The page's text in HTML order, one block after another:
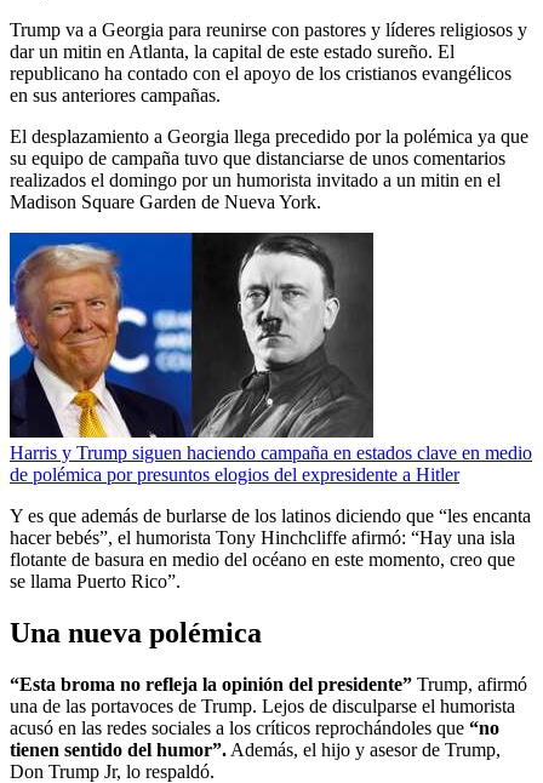
Trump va a Georgia para reunirse con pastores y líderes religiosos y
dar un mitin en Atlanta, la capital de este estado sureño. El
republicano ha contado con el apoyo de los cristianos evangélicos
en sus anteriores campañas.
El desplazamiento a Georgia llega precedido por la polémica ya que
su equipo de campaña tuvo que distanciarse de unos comentarios
realizados el domingo por un humorista invitado a un mitin en el
Madison Square Garden de Nueva York.
Harris y Trump siguen haciendo campaña en estados clave en medio
de polémica por presuntos elogios del expresidente a Hitler
Y es que además de burlarse de los latinos diciendo que “les encanta
hacer bebés”, el humorista Tony Hinchcliffe afirmó: “Hay una isla
flotante de basura en medio del océano en este momento, creo que
se llama Puerto Rico”.
Una nueva polémica
“Esta broma no refleja la opinión del presidente” Trump, afirmó
una de las portavoces de Trump. Lejos de disculparse el humorista
acusó en las redes sociales a los críticos reprochándoles que “no
tienen sentido del humor”. Además, el hijo y asesor de Trump,
Don Trump Jr, lo respaldó.